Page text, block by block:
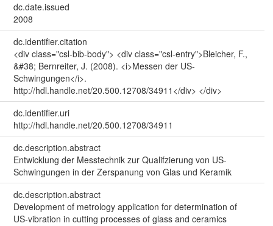
dc.date.issued
2008
dc.identifier.citation
<div class="csl-bib-body"> <div class="csl-entry">Bleicher, F.,
&#38; Bernreiter, J. (2008). <i>Messen der US-
Schwingungen</i>.
http://hdl.handle.net/20.500.12708/34911</div> </div>
dc.identifier.uri
http://hdl.handle.net/20.500.12708/34911
dc.description.abstract
Entwicklung der Messtechnik zur Qualifzierung von US-
Schwingungen in der Zerspanung von Glas und Keramik
dc.description.abstract
Development of metrology application for determination of
US-vibration in cutting processes of glass and ceramics